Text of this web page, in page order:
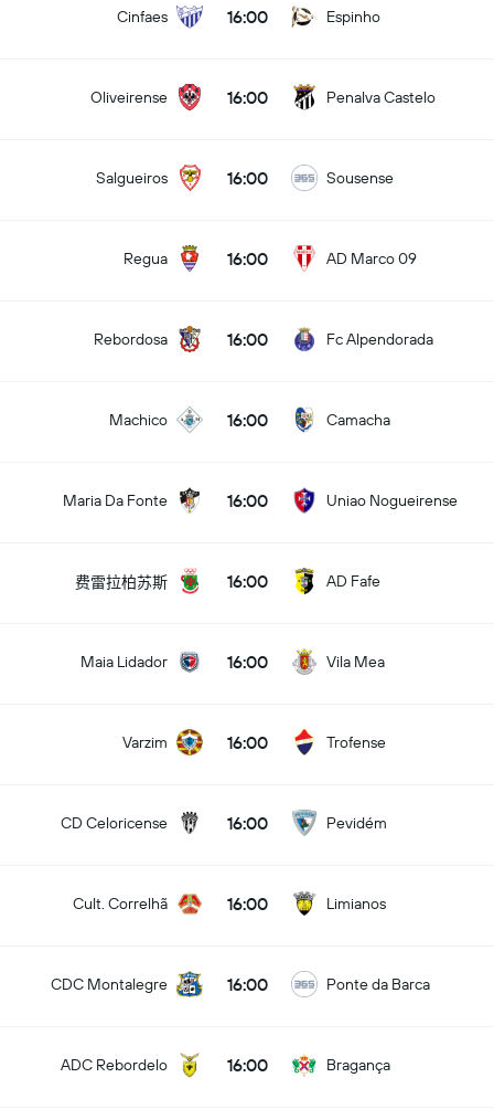
Cinfaes 16:00 Espinho
Oliveirense 16:00 Penalva Castelo
Salgueiros 16:00 Sousense
Regua 16:00 AD Marco 09
Rebordosa 16:00 Fc Alpendorada
Machico 16:00 Camacha
Maria Da Fonte 16:00 Uniao Nogueirense
费雷拉柏苏斯 16:00 AD Fafe
Maia Lidador 16:00 Vila Mea
Varzim 16:00 Trofense
CD Celoricense 16:00 Pevidém
Cult. Correlhã 16:00 Limianos
CDC Montalegre 16:00 Ponte da Barca
ADC Rebordelo 16:00 Bragança